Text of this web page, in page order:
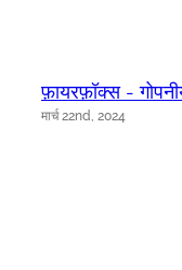
फ़ायरफ़ॉक्स -
मार्च 22nd, 2024